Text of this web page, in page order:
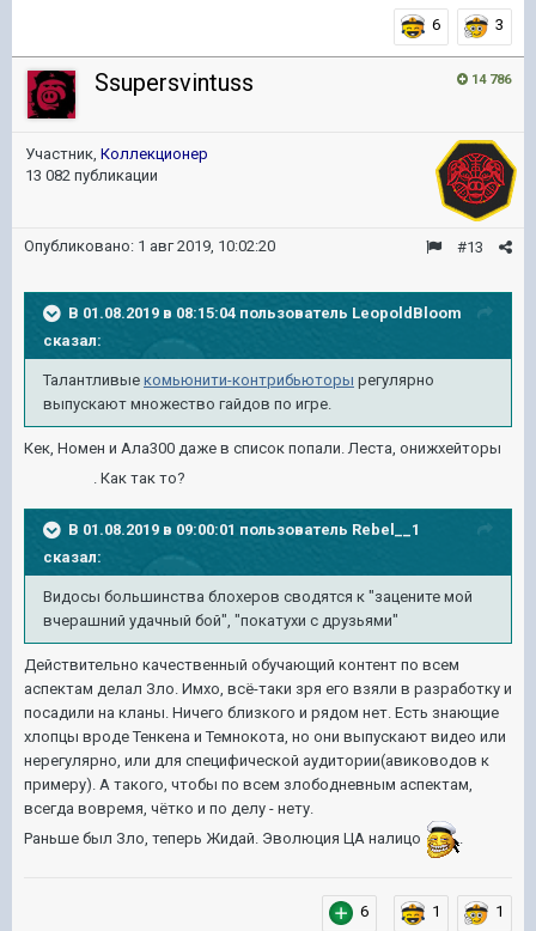
6 3
14 786
Ssupersvintuss
Участник, Коллекционер
13 082 публикации
#13
Опубликовано: 1 авг 2019, 10:02:20
В 01.08.2019 в 08:15:04 пользователь LeopoldBloom
сказал:
Талантливые комьюнити-контрибьюторы регулярно
выпускают множество гайдов по игре.
Кек, Номен и Ала300 даже в список попали. Леста, онижхейторы
. Как так то?
В 01.08.2019 в 09:00:01 пользователь Rebel__1
сказал:
Видосы большинства блохеров сводятся к "зацените мой
вчерашний удачный бой", "покатухи с друзьями"
Действительно качественный обучающий контент по всем
аспектам делал Зло. Имхо, всё-таки зря его взяли в разработку и
посадили на кланы. Ничего близкого и рядом нет. Есть знающие
хлопцы вроде Тенкена и Темнокота, но они выпускают видео или
нерегулярно, или для специфической аудитории(авиководов к
примеру). А такого, чтобы по всем злободневным аспектам,
всегда вовремя, чётко и по делу - нету.
Раньше был Зло, теперь Жидай. Эволюция ЦА налицо
.
6 1 1